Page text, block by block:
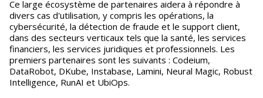
Ce large écosystème de partenaires aidera à répondre à
divers cas d'utilisation, y compris les opérations, la
cybersécurité, la détection de fraude et le support client,
dans des secteurs verticaux tels que la santé, les services
financiers, les services juridiques et professionnels. Les
premiers partenaires sont les suivants : Codeium,
DataRobot, DKube, Instabase, Lamini, Neural Magic, Robust
Intelligence, RunAI et UbiOps.